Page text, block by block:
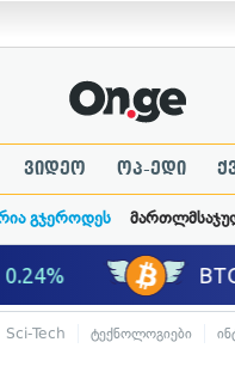
ვიდეო ოპ-ედი
გჯეროდეს
Sci-Tech ტექნოლოგიები